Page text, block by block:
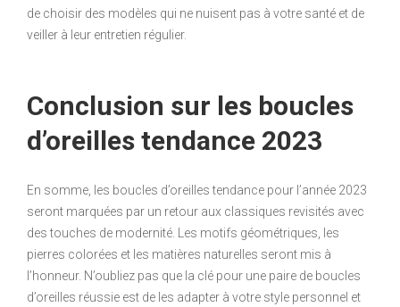
de choisir des modèles qui ne nuisent pas à votre santé et de
veiller à leur entretien régulier.
Conclusion sur les boucles
d’oreilles tendance 2023
En somme, les boucles d’oreilles tendance pour l’année 2023
seront marquées par un retour aux classiques revisités avec
des touches de modernité. Les motifs géométriques, les
pierres colorées et les matières naturelles seront mis à
l’honneur. N’oubliez pas que la clé pour une paire de boucles
d’oreilles réussie est de les adapter à votre style personnel et